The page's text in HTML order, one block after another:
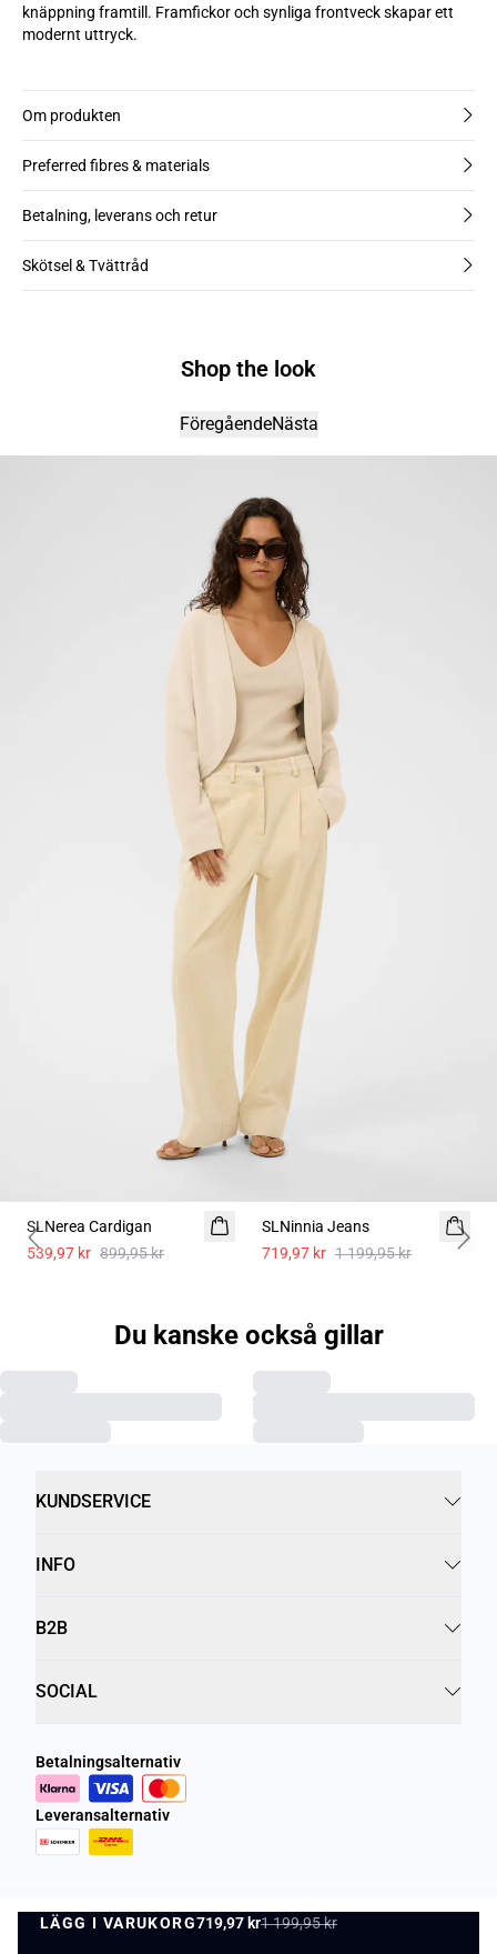
LÄGG I VARUKORG719,97 kr1 199,95 kr
LÄGG I VARUKORG
knäppning framtill. Framfickor och synliga frontveck skapar ett
modernt uttryck.
Om produkten
Preferred fibres & materials
Betalning, leverans och retur
Skötsel & Tvättråd
Shop the look
FöregåendeNästa
SLNerea Cardigan
539,97 kr 899,95 kr
SLNinnia Jeans
719,97 kr 1 199,95 kr
Previous slide Next
Du kanske också gillar
KUNDSERVICE
INFO
B2B
SOCIAL
Betalningsalternativ
Leveransalternativ
Integritetspolicy Villkor